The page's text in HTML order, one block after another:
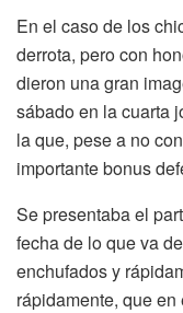
En el caso de los
derrota, pero con
dieron una gran
sábado en la cuarta
la que, pese a no
importante bonus
Se presentaba el
fecha de lo que va
enchufados y
rápidamente, que